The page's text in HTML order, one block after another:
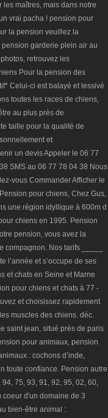
maîtres, mais dans notre
vrai pacha ! pension pour
la pension veuillez la
garderie plein air au
retrouvez les
Pour la pension des
Celui-ci est balayé et lessivé
toutes les races de chiens,
au plus près de
taille pour la qualité de
et
un devis Appeler le 06 77
SMS au 06 77 78 04 38 Nous
vous Commander Afficher le
pour chiens, Chez Gus,
une région idyllique à 600m d
chiens en 1995. Pension
pension, vous avez la
Nos tarifs _____
l’année et s’occupe de ses
et chats en Seine et Marne
pour chiens et chats à 77 -
et choisissez rapidement
muscles des chiens. déc.
saint jean, situé près de paris
pour animaux, pension
: cochons d’inde,
toute confiance. Pension autre
75, 93, 91, 92, 95, 02, 60,
coeur d'un domaine de 3
bien-être animal :